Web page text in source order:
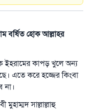
বর্ষিত হোক আল্লাহর
ইহরামের কাপড় খুলে অন্য
এতে করে হজ্জের কিংবা
না।
সাল্লাল্লাহু
বিবাহ রক্ষা